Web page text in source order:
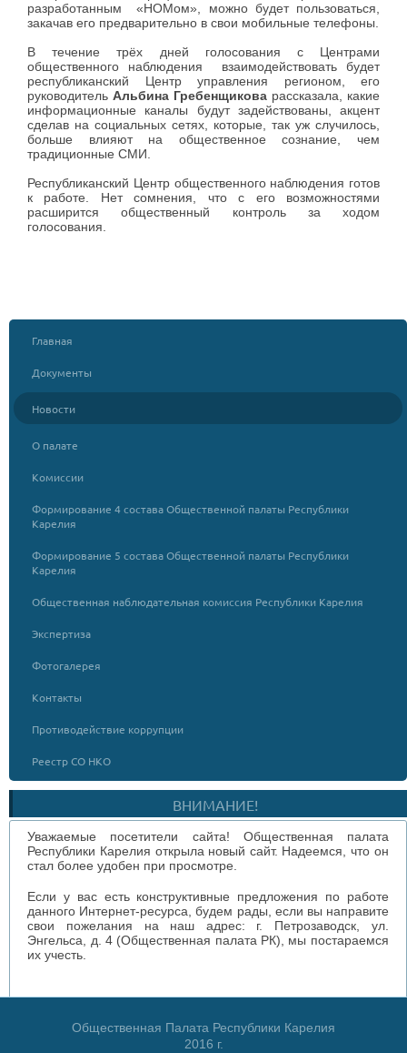
разработанным «НОМом», можно будет пользоваться,
закачав его предварительно в свои мобильные телефоны.
В течение трёх дней голосования с Центрами
общественного наблюдения взаимодействовать будет
республиканский Центр управления регионом, его
руководитель Альбина Гребенщикова рассказала, какие
информационные каналы будут задействованы, акцент
сделав на социальных сетях, которые, так уж случилось,
больше влияют на общественное сознание, чем
традиционные СМИ.
Республиканский Центр общественного наблюдения готов
к работе. Нет сомнения, что с его возможностями
расширится общественный контроль за ходом
голосования.
Главная
Документы
Новости
О палате
Комиссии
Формирование 4 состава Общественной палаты Республики
Карелия
Формирование 5 состава Общественной палаты Республики
Карелия
Общественная наблюдательная комиссия Республики Карелия
Экспертиза
Фотогалерея
Контакты
Противодействие коррупции
Реестр СО НКО
ВНИМАНИЕ!
Уважаемые посетители сайта! Общественная палата
Республики Карелия открыла новый сайт. Надеемся, что он
стал более удобен при просмотре.
Если у вас есть конструктивные предложения по работе
данного Интернет-ресурса, будем рады, если вы направите
свои пожелания на наш адрес: г. Петрозаводск, ул.
Энгельса, д. 4 (Общественная палата РК), мы постараемся
их учесть.
Общественная Палата Республики Карелия
2016 г.